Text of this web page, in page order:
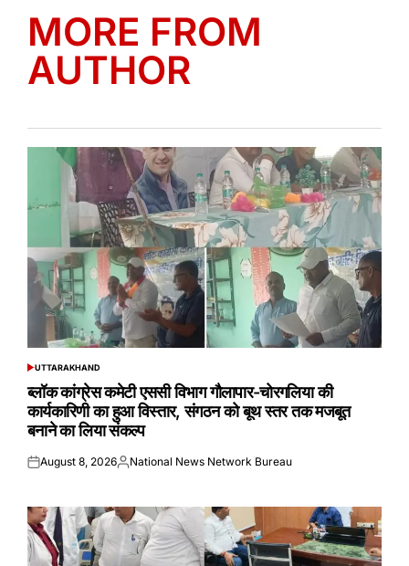
MORE FROM
AUTHOR
POSTED
UTTARAKHAND
ब्लॉक कांग्रेस कमेटी एससी विभाग गौलापार-चोरगलिया की
कार्यकारिणी का हुआ विस्तार, संगठन को बूथ स्तर तक मजबूत
बनाने का लिया संकल्प
Posted
August 8, 2026Posted
National News Network Bureau